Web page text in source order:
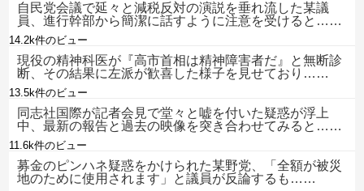
自民党会議で延々と減税反対の演説を垂れ流した某議
員、進行幹部から簡潔に話すように注意を受けると……
14.2k件のビュー
現役の精神科医が『高市首相は精神障害者だ』と無断診
断、その結果に左派が歓喜した様子を見せており……
13.5k件のビュー
同志社国際が記者会見で堂々と嘘を付いた疑惑が浮上
中、最新の報告と過去の映像を突き合わせてみると……
11.6k件のビュー
募金のピンハネ疑惑をかけられた某野党、「全額が被災
地のために使用されます」と議員が反論するも……